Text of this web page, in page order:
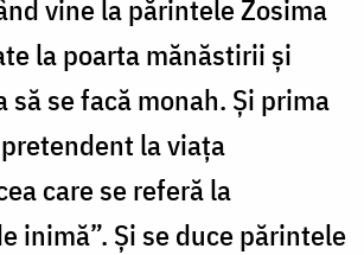
vine la părintele Zosima
la poarta mănăstirii și
să se facă monah. Și prima
la viața
care se referă la
inimă”. Și se duce părintele